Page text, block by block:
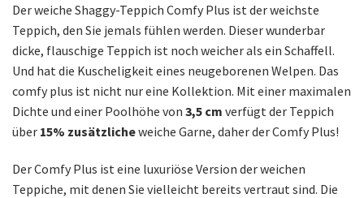
Der weiche Shaggy-Teppich Comfy Plus ist der weichste
Teppich, den Sie jemals fühlen werden. Dieser wunderbar
dicke, flauschige Teppich ist noch weicher als ein Schaffell.
Und hat die Kuscheligkeit eines neugeborenen Welpen. Das
comfy plus ist nicht nur eine Kollektion. Mit einer maximalen
Dichte und einer Poolhöhe von 3,5 cm verfügt der Teppich
über 15% zusätzlicheweiche Garne, daher der Comfy Plus!
Der Comfy Plus ist eine luxuriöse Version der weichen
Teppiche, mit denen Sie vielleicht bereits vertraut sind. Die